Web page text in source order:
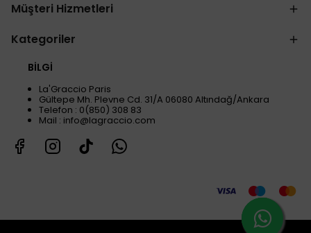
Müşteri Hizmetleri
Kategoriler
BİLGİ
La'Graccio Paris
Gültepe Mh. Plevne Cd. 31/A 06080 Altındağ/Ankara
Telefon : 0(850) 308 83
Mail : info@lagraccio.com